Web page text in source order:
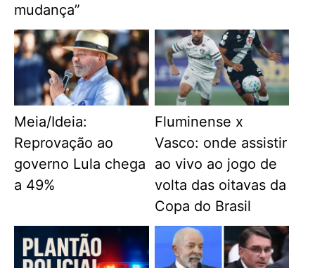
mudança”
Meia/Ideia:
Reprovação ao
governo Lula chega
a 49%
Fluminense x
Vasco: onde assistir
ao vivo ao jogo de
volta das oitavas da
Copa do Brasil